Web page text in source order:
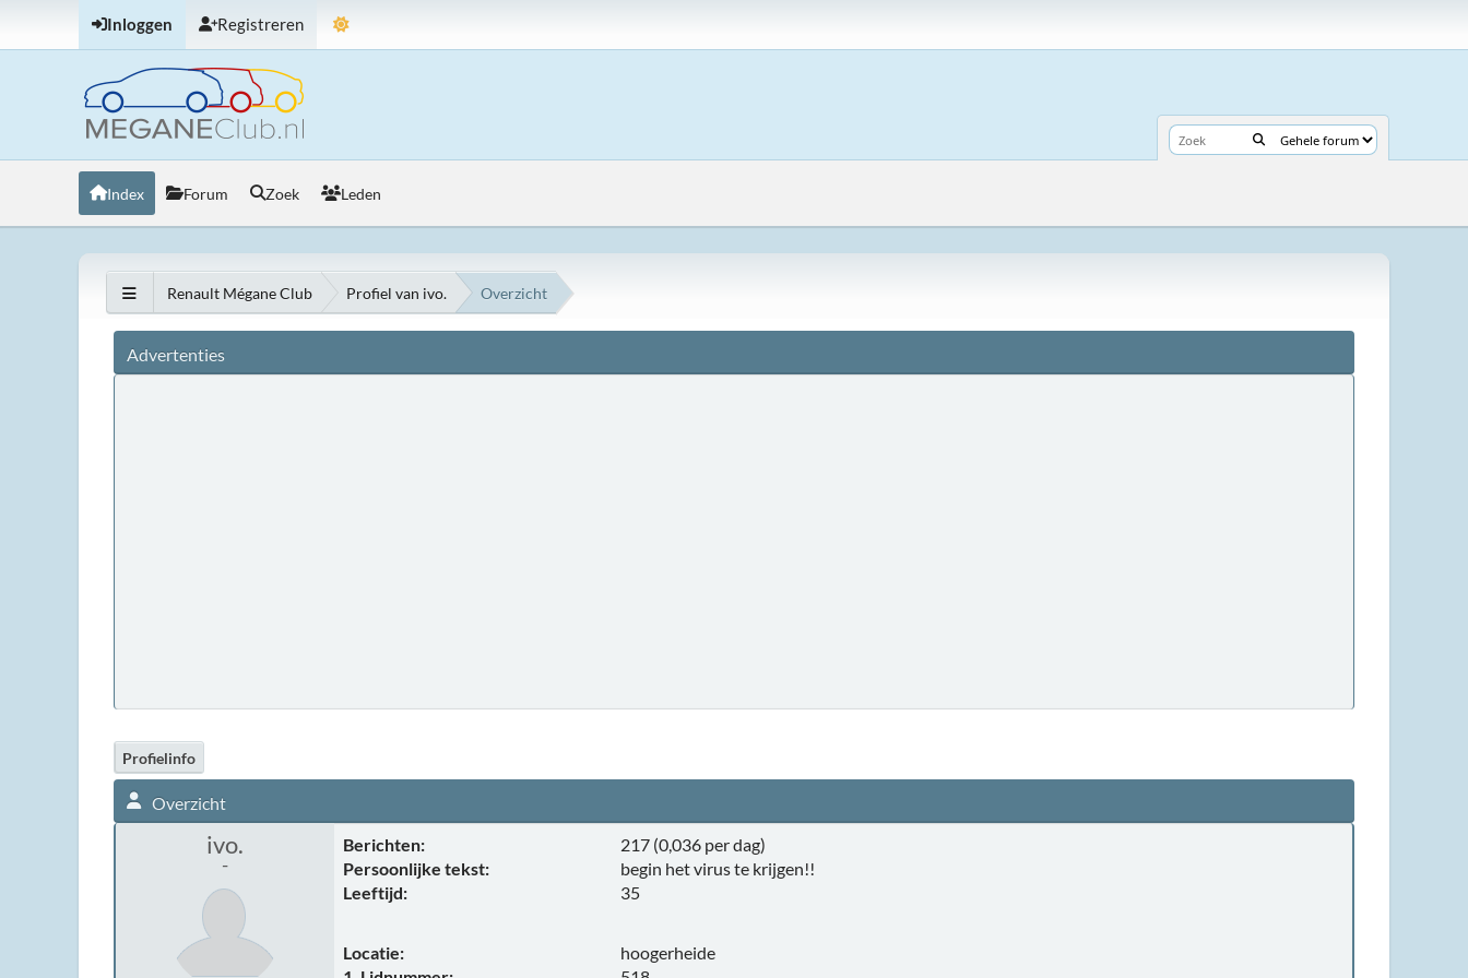
Inloggen Registreren
Index Forum Zoek Leden
Renault Mégane Club Profiel van ivo. Overzicht
Advertenties
Profielinfo
Overzicht
ivo.
-
Berichten:
217 (0,036 per dag)
Persoonlijke tekst:
begin het virus te krijgen!!
Leeftijd:
35
Locatie:
hoogerheide